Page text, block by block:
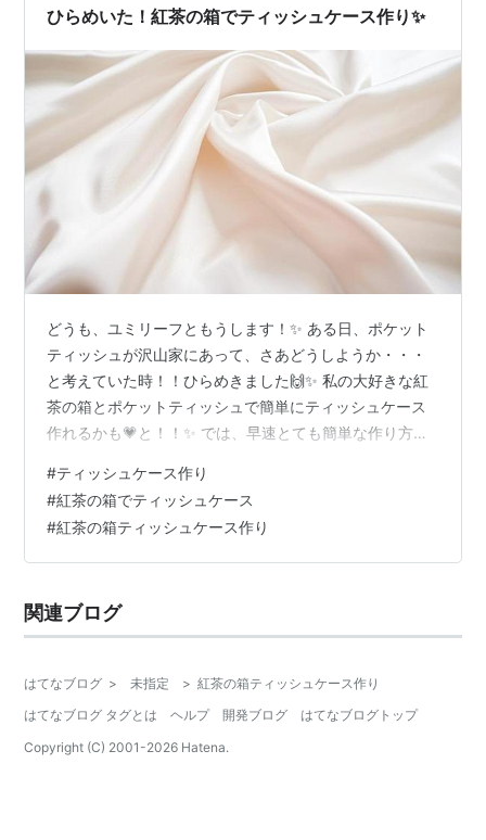
ひらめいた！紅茶の箱でティッシュケース作り✨
どうも、ユミリーフともうします！✨ ある日、ポケット
ティッシュが沢山家にあって、さあどうしようか・・・
と考えていた時！！ひらめきました🙌✨ 私の大好きな紅
茶の箱とポケットティッシュで簡単にティッシュケース
作れるかも💗と！！✨ では、早速とても簡単な作り方の
・紅茶の箱 ・ポケットティッシュ ・ハサミ ・セロハン
テープ 【目次】 紅茶の空き箱をハサミで切る ポケット
ティッシュを工夫していれる 一か所セロハンテープを貼
って出来上がり✨ まとめ １.紅茶の空き箱をハサミで切る
に切ってみてください🙌…
#ティッシュケース作り
#紅茶の箱でティッシュケース
#紅茶の箱ティッシュケース作り
関連ブログ
はてなブログ > 未指定 > 紅茶の箱ティッシュケース作り
はてなブログ タグとは
ヘルプ 開発ブログ
はてなブログトップ
Copyright (C) 2001-2026 Hatena.